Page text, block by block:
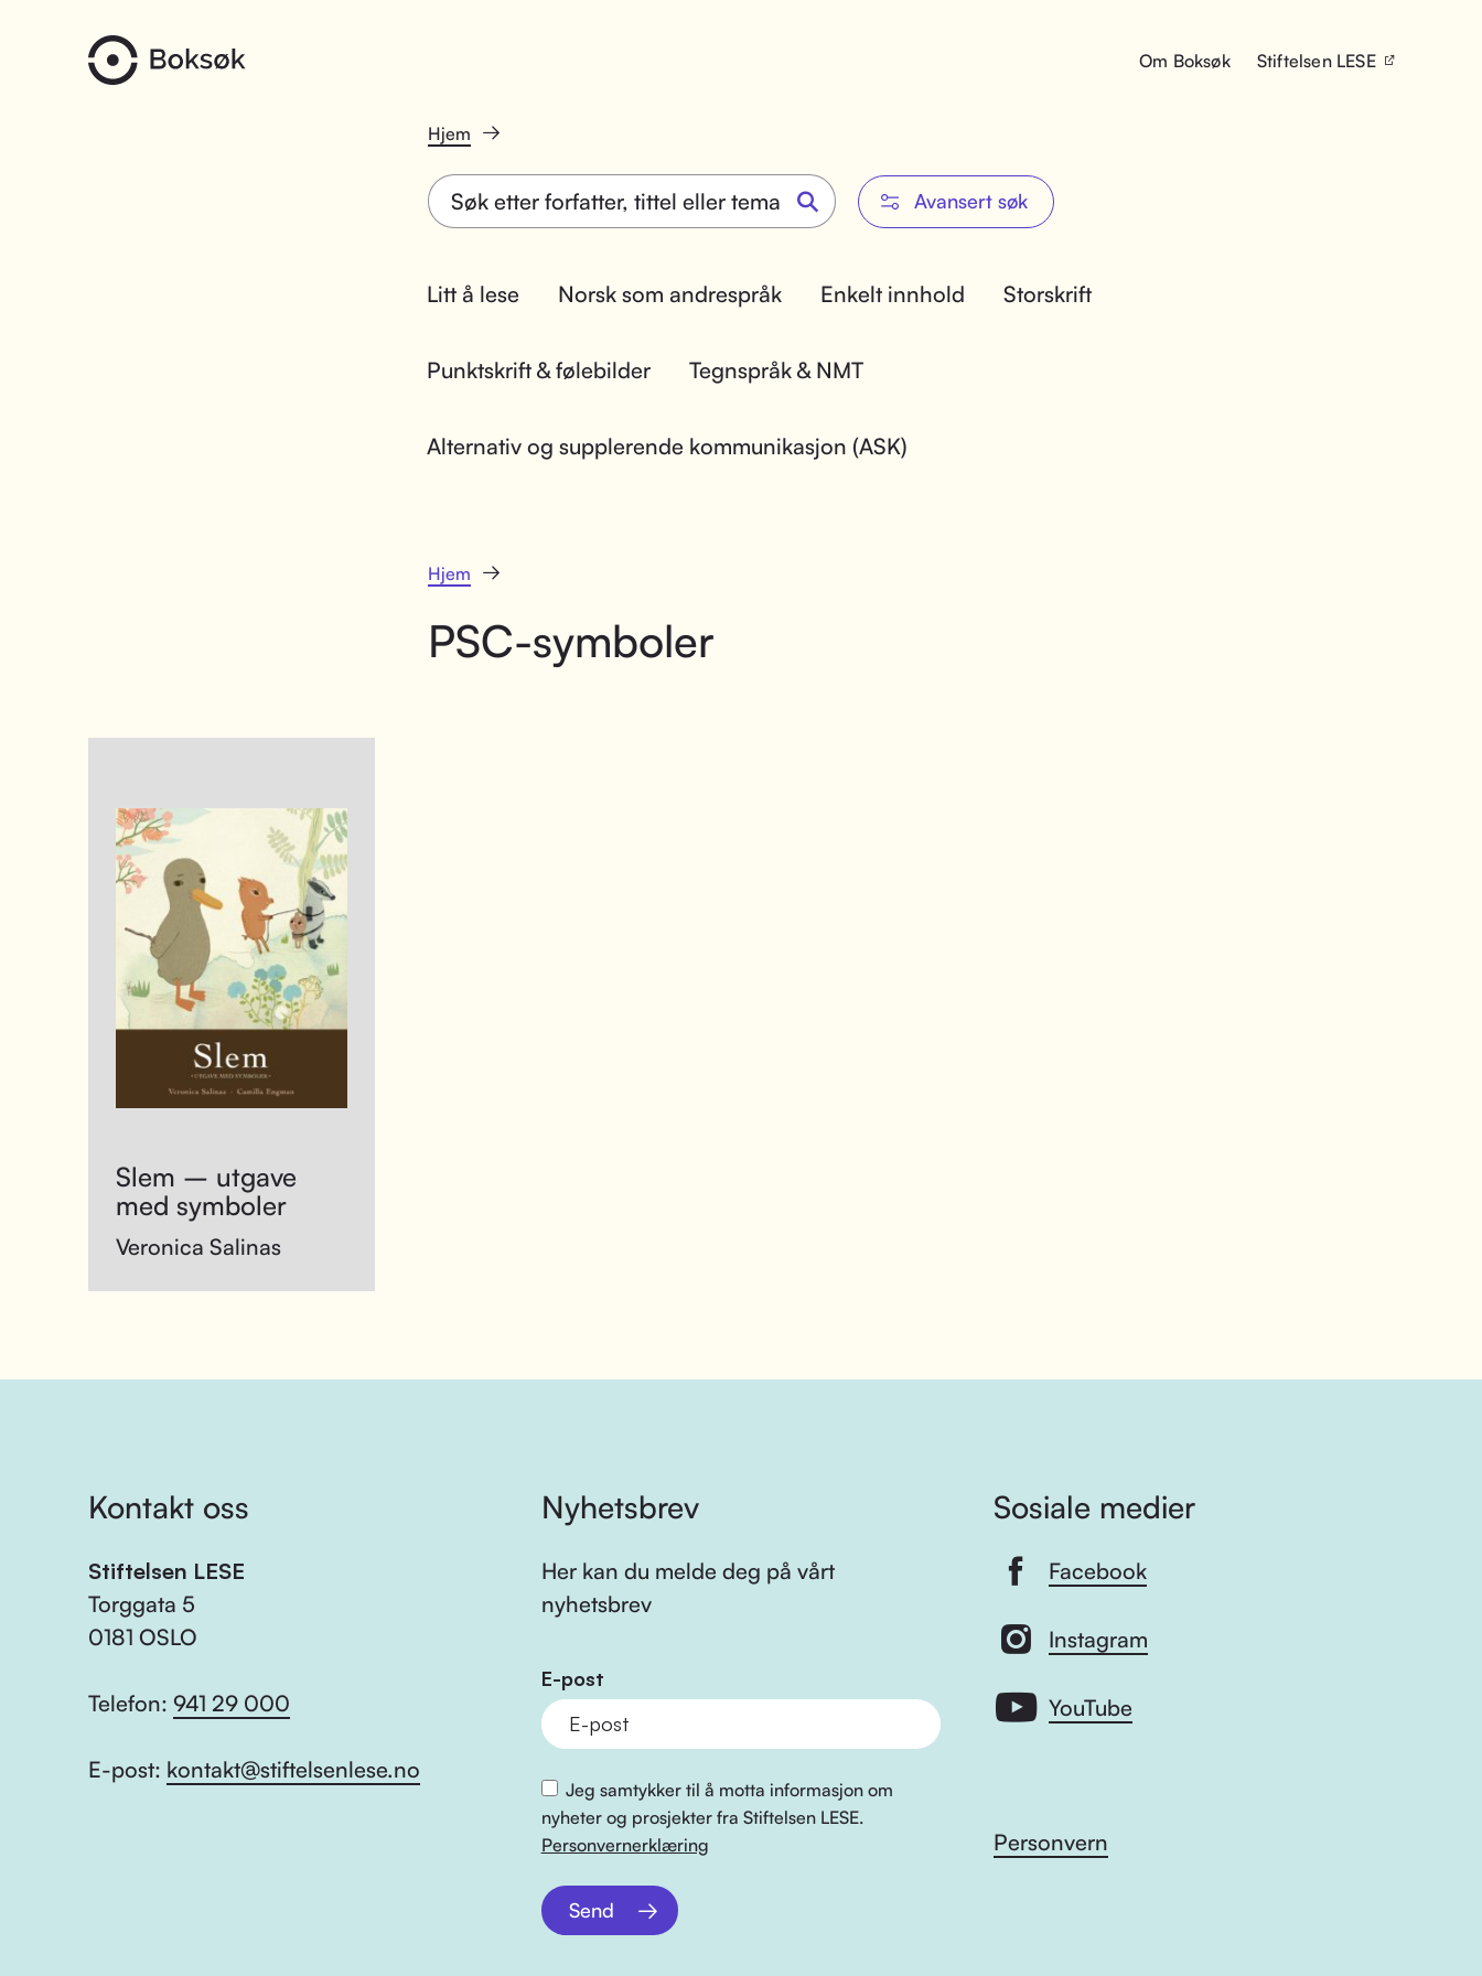
Om Boksøk Stiftelsen LESE
Hjem
Avansert søk
Litt å lese Norsk som andrespråk Enkelt innhold Storskrift
Punktskrift & følebilder Tegnspråk & NMT
Alternativ og supplerende kommunikasjon (ASK)
Hjem
PSC-symboler
Slem – utgave
med symboler
Veronica Salinas
Kontakt oss
Stiftelsen LESE
Torggata 5
0181 OSLO
Telefon: 941 29 000
E-post: kontakt@stiftelsenlese.no
Nyhetsbrev
Her kan du melde deg på vårt
nyhetsbrev
E-post
Jeg samtykker til å motta informasjon om
nyheter og prosjekter fra Stiftelsen LESE.
Personvernerklæring
Send
Sosiale medier
Facebook
Instagram
YouTube
Personvern